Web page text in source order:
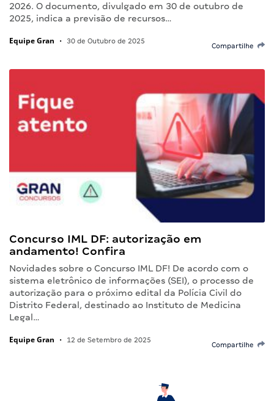
2026. O documento, divulgado em 30 de outubro de
2025, indica a previsão de recursos…
Equipe Gran • 30 de Outubro de 2025
Compartilhe
Concurso IML DF: autorização em
andamento! Confira
Novidades sobre o Concurso IML DF! De acordo com o
sistema eletrônico de informações (SEI), o processo de
autorização para o próximo edital da Polícia Civil do
Distrito Federal, destinado ao Instituto de Medicina
Legal…
Equipe Gran • 12 de Setembro de 2025
Compartilhe